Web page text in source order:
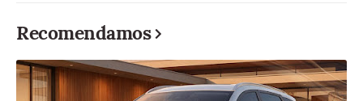
Recomendamos